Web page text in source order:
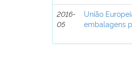
2016-
05
União
embalagens